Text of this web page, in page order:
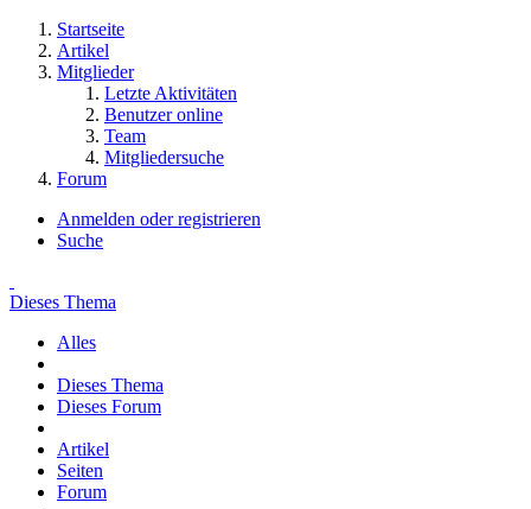
Startseite
Artikel
Mitglieder
Letzte Aktivitäten
Benutzer online
Team
Mitgliedersuche
Forum
Anmelden oder registrieren
Suche
Dieses Thema
Alles
Dieses Thema
Dieses Forum
Artikel
Seiten
Forum